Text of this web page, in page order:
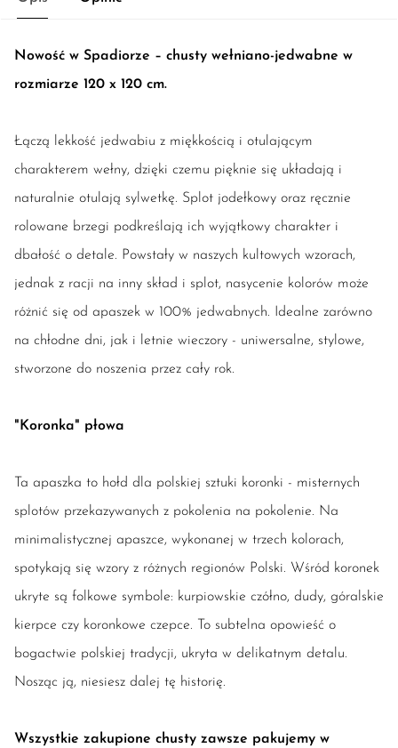
Nowość w Spadiorze – chusty wełniano-jedwabne w
rozmiarze 120 x 120 cm.
Łączą lekkość jedwabiu z miękkością i otulającym
charakterem wełny, dzięki czemu pięknie się układają i
naturalnie otulają sylwetkę. Splot jodełkowy oraz ręcznie
rolowane brzegi podkreślają ich wyjątkowy charakter i
dbałość o detale. Powstały w naszych kultowych wzorach,
jednak z racji na inny skład i splot, nasycenie kolorów może
różnić się od apaszek w 100% jedwabnych. Idealne zarówno
na chłodne dni, jak i letnie wieczory - uniwersalne, stylowe,
stworzone do noszenia przez cały rok.
"Koronka" płowa
Ta apaszka to hołd dla polskiej sztuki koronki - misternych
splotów przekazywanych z pokolenia na pokolenie. Na
minimalistycznej apaszce, wykonanej w trzech kolorach,
spotykają się wzory z różnych regionów Polski. Wśród koronek
ukryte są folkowe symbole: kurpiowskie czółno, dudy, góralskie
kierpce czy koronkowe czepce. To subtelna opowieść o
bogactwie polskiej tradycji, ukryta w delikatnym detalu.
Nosząc ją, niesiesz dalej tę historię.
Wszystkie zakupione chusty zawsze pakujemy w